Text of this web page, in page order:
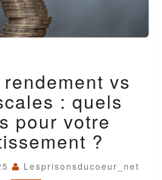
DE
RENDEMENT
VS
SCPI
FISCALES
:
QUELS
RISQUES
POUR
vs
: quels
pour votre
?
Lesprisonsducoeur_net